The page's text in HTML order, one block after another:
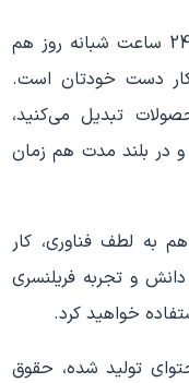
با تولید و فروش خدمات فریلنسری، در 24 ساعت شبانه روز هم
کار دست خودتان است.
تبدیل می‌کنید،
و در بلند مدت هم زمان
به لطف فناوری، کار
و تجربه‌ فریلنسری
خواهید کرد.
تولید شده، حقوق